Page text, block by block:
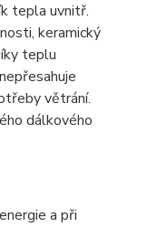
tepla uvnitř.
keramický
teplu
větrání.
dálkového
a při